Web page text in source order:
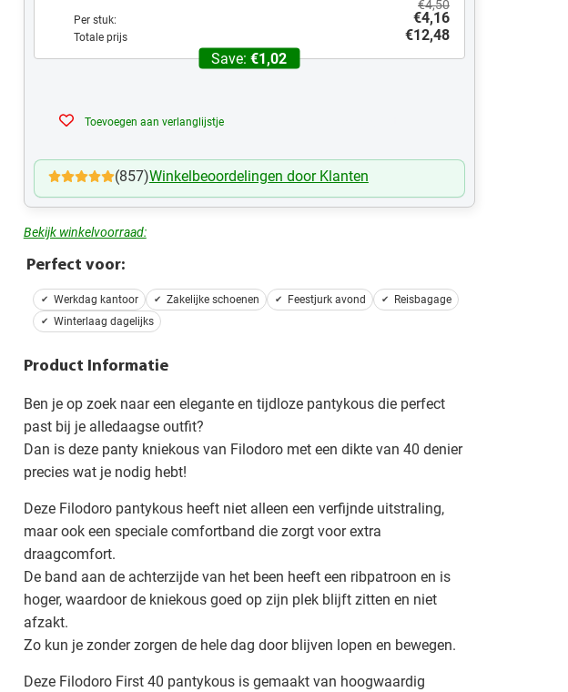
Per stuk:
€4,50
€4,16
Totale prijs
€12,48
Save: €1,02
Toevoegen aan verlanglijstje
(857)Winkelbeoordelingen door Klanten
Bekijk winkelvoorraad:
Perfect voor:
Werkdag kantoor Zakelijke schoenen Feestjurk avond
Reisbagage
Winterlaag dagelijks
Product Informatie
Ben je op zoek naar een elegante en tijdloze pantykous die perfect
past bij je alledaagse outfit?
Dan is deze panty kniekous van Filodoro met een dikte van 40 denier
precies wat je nodig hebt!
Deze Filodoro pantykous heeft niet alleen een verfijnde uitstraling,
maar ook een speciale comfortband die zorgt voor extra
draagcomfort.
De band aan de achterzijde van het been heeft een ribpatroon en is
hoger, waardoor de kniekous goed op zijn plek blijft zitten en niet
afzakt.
Zo kun je zonder zorgen de hele dag door blijven lopen en bewegen.
Deze Filodoro First 40 pantykous is gemaakt van hoogwaardig